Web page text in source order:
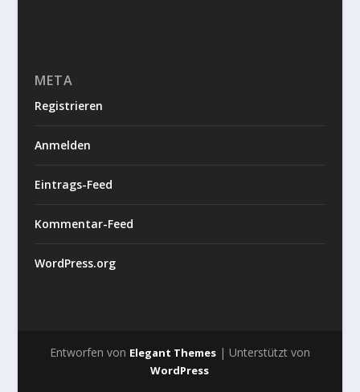
META
Registrieren
Anmelden
Eintrags-Feed
Kommentar-Feed
WordPress.org
Entworfen von Elegant Themes| Unterstützt von
WordPress